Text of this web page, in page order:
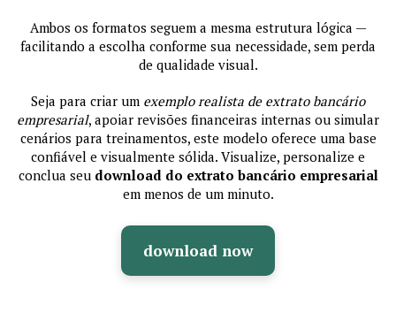
Ambos os formatos seguem a mesma estrutura lógica —
facilitando a escolha conforme sua necessidade, sem perda
de qualidade visual.
Seja para criar um exemplo realista de extrato bancário
empresarial, apoiar revisões financeiras internas ou simular
cenários para treinamentos, este modelo oferece uma base
confiável e visualmente sólida. Visualize, personalize e
conclua seu download do extrato bancário empresarial
em menos de um minuto.
download now